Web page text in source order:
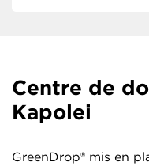
Centre de
Kapolei
GreenDrop® mis en